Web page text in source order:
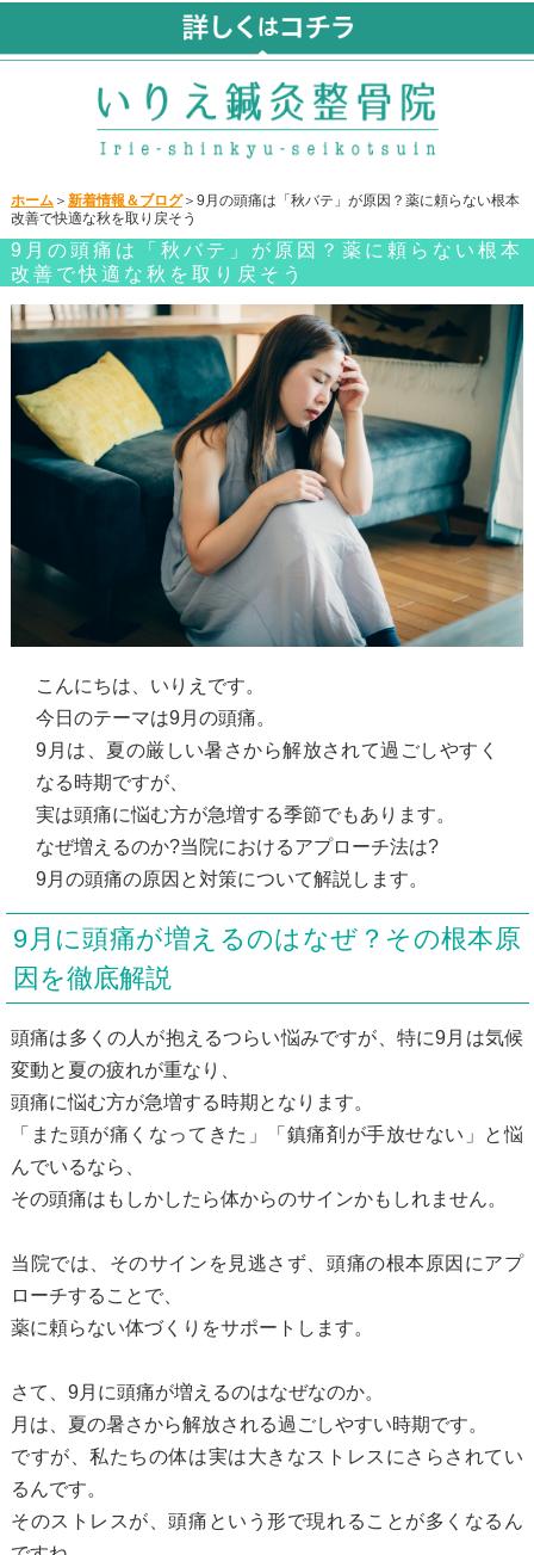
ホーム＞ 新着情報＆ブログ＞9月の頭痛は「秋バテ」が原因？薬に頼らない根本
改善で快適な秋を取り戻そう
9月の頭痛は「秋バテ」が原因？薬に頼らない根本
改善で快適な秋を取り戻そう
こんにちは、いりえです。
今日のテーマは9月の頭痛。
9月は、夏の厳しい暑さから解放されて過ごしやすく
なる時期ですが、
実は頭痛に悩む方が急増する季節でもあります。
なぜ増えるのか?当院におけるアプローチ法は?
9月の頭痛の原因と対策について解説します。
9月に頭痛が増えるのはなぜ？その根本原
因を徹底解説
頭痛は多くの人が抱えるつらい悩みですが、特に9月は気候
変動と夏の疲れが重なり、
頭痛に悩む方が急増する時期となります。
「また頭が痛くなってきた」「鎮痛剤が手放せない」と悩
んでいるなら、
その頭痛はもしかしたら体からのサインかもしれません。
当院では、そのサインを見逃さず、頭痛の根本原因にアプ
ローチすることで、
薬に頼らない体づくりをサポートします。
さて、9月に頭痛が増えるのはなぜなのか。
月は、夏の暑さから解放される過ごしやすい時期です。
ですが、私たちの体は実は大きなストレスにさらされてい
るんです。
そのストレスが、頭痛という形で現れることが多くなるん